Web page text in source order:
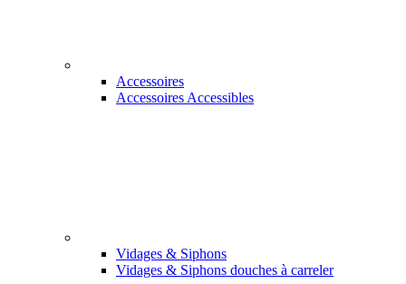
Accessoires
Accessoires Accessibles
Vidages & Siphons
Vidages & Siphons douches à carreler